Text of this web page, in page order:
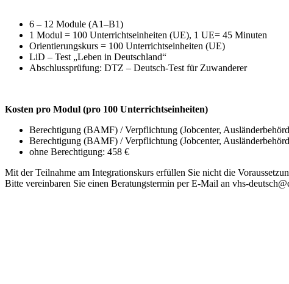
6 – 12 Module (A1–B1)
1 Modul = 100 Unterrichtseinheiten (UE), 1 UE= 45 Minuten
Orientierungskurs = 100 Unterrichtseinheiten (UE)
LiD – Test „Leben in Deutschland“
Abschlussprüfung: DTZ – Deutsch-Test für Zuwanderer
Kosten pro Modul (pro 100 Unterrichtseinheiten)
Berechtigung (BAMF) / Verpflichtung (Jobcenter,
Berechtigung (BAMF) / Verpflichtung (Jobcenter,
ohne Berechtigung: 458 €
Mit der Teilnahme am Integrationskurs erfüllen Sie nicht die
Bitte vereinbaren Sie einen Beratungstermin per E-Mail an vhs-